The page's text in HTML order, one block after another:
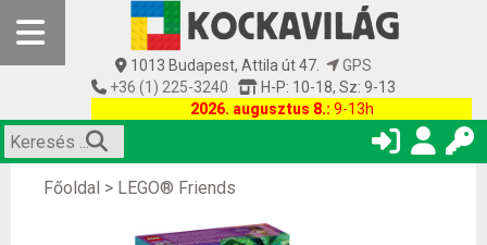
1013 Budapest, Attila út 47.
GPS
+36 (1) 225-3240
H-P: 10-18, Sz: 9-13
2026. augusztus 8.: 9-13h
Főoldal > LEGO® Friends